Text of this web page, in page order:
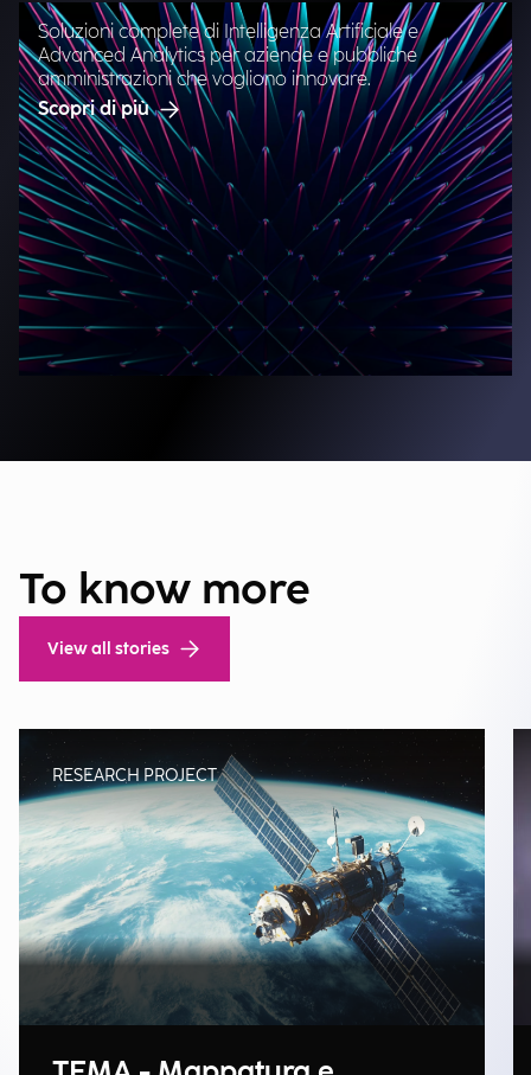
Soluzioni complete di Intelligenza Artificiale e
Advanced Analytics per aziende e pubbliche
amministrazioni che vogliono innovare.
Scopri di più
To know more
View all stories
RESEARCH PROJECT